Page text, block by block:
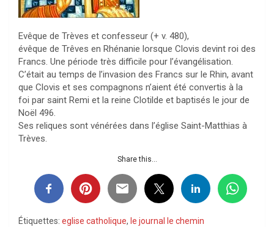
Evêque de Trèves et confesseur (+ v. 480),
évêque de Trêves en Rhénanie lorsque Clovis devint roi des
Francs. Une période très difficile pour l’évangélisation.
C’était au temps de l’invasion des Francs sur le Rhin, avant
que Clovis et ses compagnons n’aient été convertis à la
foi par saint Remi et la reine Clotilde et baptisés le jour de
Noël 496.
Ses reliques sont vénérées dans l’église Saint-Matthias à
Trèves.
Share this...
Étiquettes: eglise catholique, le journal le chemin